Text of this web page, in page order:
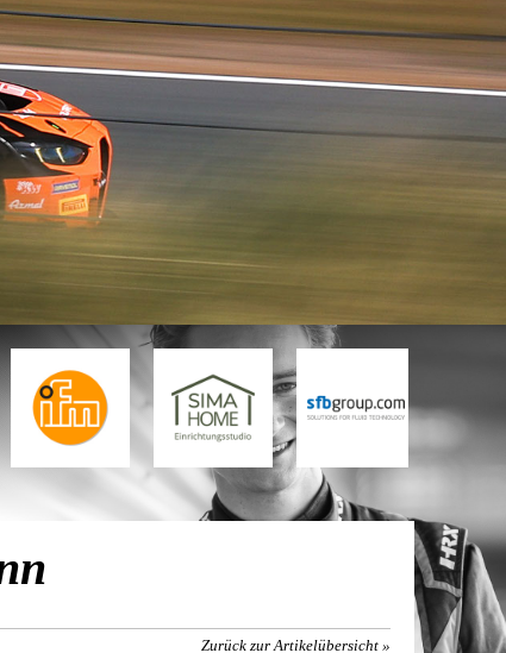
Zurück zur Artikelübersicht »